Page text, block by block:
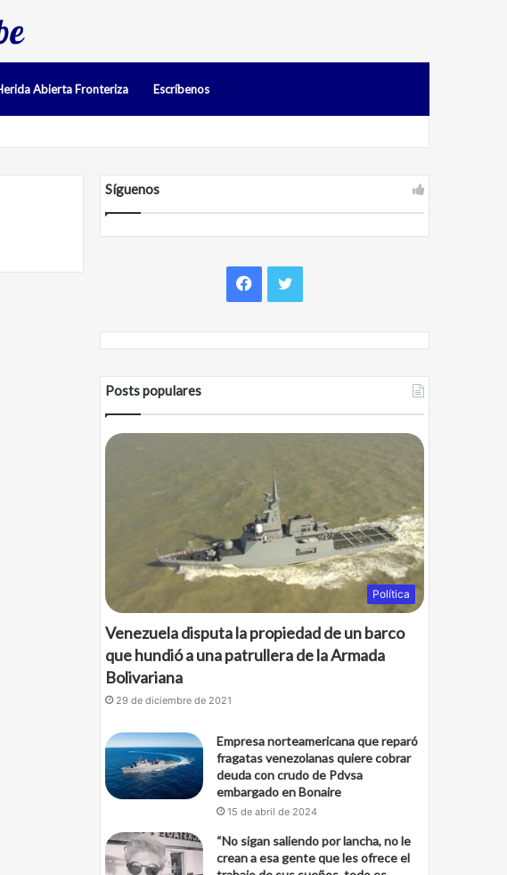
Abierta Fronteriza Escríbenos
de Aruba detenidos en Falcón
Síguenos
b
o
k
t
Posts populares
Política
Venezuela disputa la propiedad de un barco
que hundió a una patrullera de la Armada
Bolivariana
29 de diciembre de 2021
Empresa norteamericana que reparó
fragatas venezolanas quiere cobrar
deuda con crudo de Pdvsa
embargado en Bonaire
15 de abril de 2024
“No sigan saliendo por lancha, no le
crean a esa gente que les ofrece el